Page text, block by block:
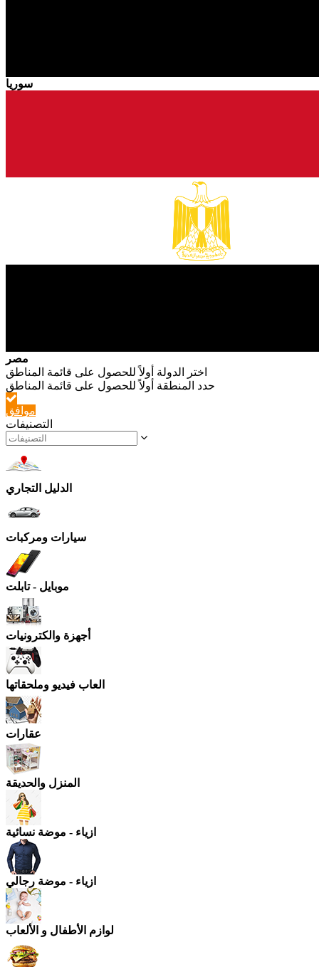
سوريا
مصر
موافق
التصنيفات
الدليل التجاري
سيارات ومركبات
موبايل - تابلت
أجهزة والكترونيات
العاب فيديو وملحقاتها
عقارات
المنزل والحديقة
ازياء - موضة نسائية
ازياء - موضة رجالي
لوازم الأطفال و الألعاب